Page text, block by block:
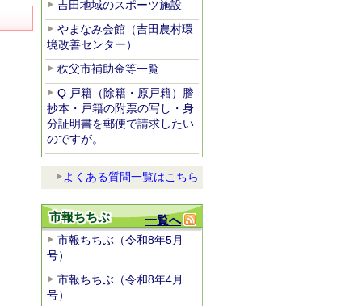
吉田地域のスポーツ施設
やまなみ会館（吉田農村環
境改善センター）
秩父市補助金等一覧
Q 戸籍（除籍・原戸籍）謄
抄本・戸籍の附票の写し・身
分証明書を郵便で請求したい
のですが。
よくある質問一覧はこちら
一覧へ
市報ちちぶ
市報ちちぶ（令和8年5月
号）
市報ちちぶ（令和8年4月
号）